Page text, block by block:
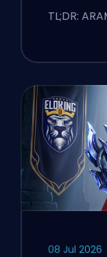
TL;DR:
08 Jul 2026